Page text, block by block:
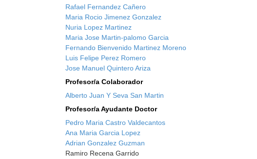
Rafael Fernandez Cañero
Maria Rocio Jimenez Gonzalez
Nuria Lopez Martinez
Maria Jose Martin-palomo Garcia
Fernando Bienvenido Martinez Moreno
Luis Felipe Perez Romero
Jose Manuel Quintero Ariza
Profesor/a Colaborador
Alberto Juan Y Seva San Martin
Profesor/a Ayudante Doctor
Pedro Maria Castro Valdecantos
Ana Maria Garcia Lopez
Adrian Gonzalez Guzman
Ramiro Recena Garrido